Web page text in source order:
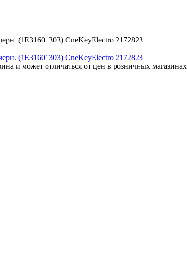
(1E31601303) OneKeyElectro 2172823
и может отличаться от цен в розничных магазинах